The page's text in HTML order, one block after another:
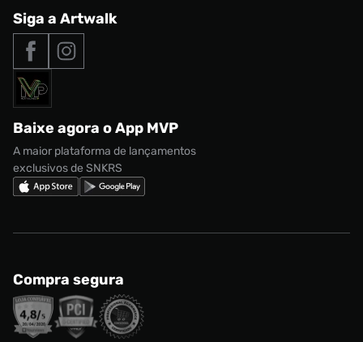
Outlet
Roupas
Acessórios
Marcas
adidas Samba
Nike Air Max
adidas Adi2000
adidas Campus
Nike Shox
Seja um franqueado
Nossas lojas
Termos de uso
Política de privacidade
Regulamento CRM/ CASHBACK
Regulamento Cupom
Central de Relacionamento
Tipos de entrega
Formas de Pagamento
Solicite seus dados
Siga a Artwalk
Baixe agora o App MVP
A maior plataforma de lançamentos
exclusivos de SNKRS
Compra segura